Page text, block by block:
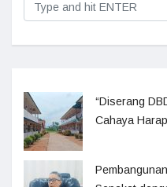
“Diserang
Cahaya